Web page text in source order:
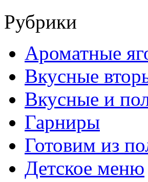
Рубрики
Ароматные
Вкусные
Вкусные и
Гарниры
Готовим из
Детское меню